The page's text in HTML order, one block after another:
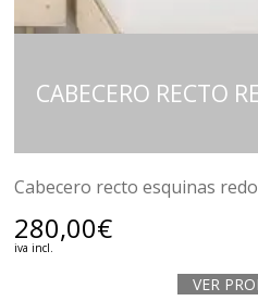
CABECERO RECTO
Cabecero recto esquinas
280,00€
iva incl.
VER